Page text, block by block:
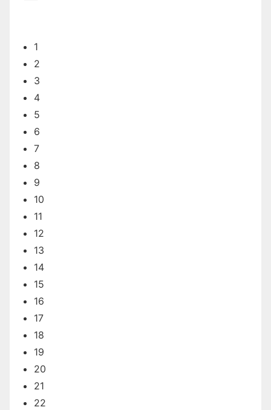
1
2
3
4
5
6
7
8
9
10
11
12
13
14
15
16
17
18
19
20
21
22